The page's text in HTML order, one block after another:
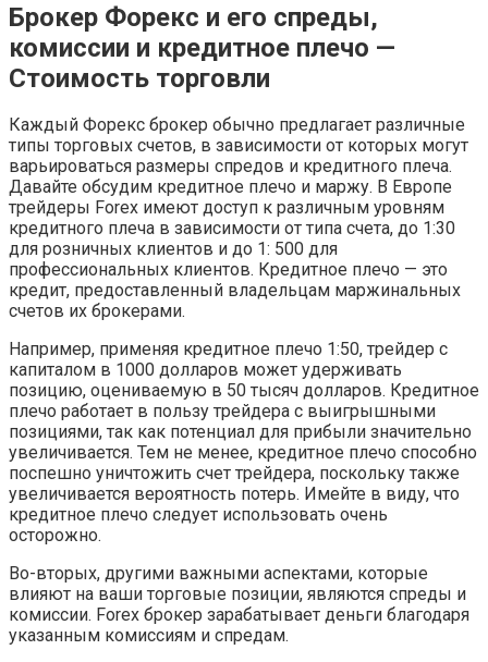
Брокер Форекс и его спреды,
комиссии и кредитное плечо —
Стоимость торговли
Каждый Форекс брокер обычно предлагает различные
типы торговых счетов, в зависимости от которых могут
варьироваться размеры спредов и кредитного плеча.
Давайте обсудим кредитное плечо и маржу. В Европе
трейдеры Forex имеют доступ к различным уровням
кредитного плеча в зависимости от типа счета, до 1:30
для розничных клиентов и до 1: 500 для
профессиональных клиентов. Кредитное плечо — это
кредит, предоставленный владельцам маржинальных
счетов их брокерами.
Например, применяя кредитное плечо 1:50, трейдер с
капиталом в 1000 долларов может удерживать
позицию, оцениваемую в 50 тысяч долларов. Кредитное
плечо работает в пользу трейдера с выигрышными
позициями, так как потенциал для прибыли значительно
увеличивается. Тем не менее, кредитное плечо способно
поспешно уничтожить счет трейдера, поскольку также
увеличивается вероятность потерь. Имейте в виду, что
кредитное плечо следует использовать очень
осторожно.
Во-вторых, другими важными аспектами, которые
влияют на ваши торговые позиции, являются спреды и
комиссии. Forex брокер зарабатывает деньги благодаря
указанным комиссиям и спредам.